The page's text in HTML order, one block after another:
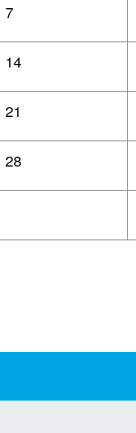
7
14
21
28